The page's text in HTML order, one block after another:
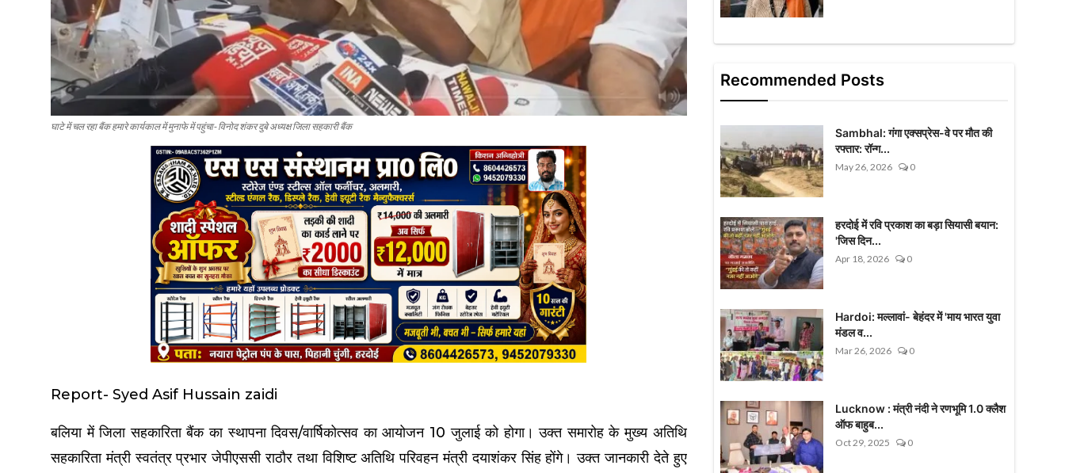
घाटे में चल रहा बैंक हमारे कार्यकाल में मुनाफे में पहुंचा- विनोद शंकर दुबे अध्यक्ष जिला सहकारी बैंक
Report- Syed Asif Hussain zaidi
बलिया में जिला सहकारिता बैंक का स्थापना दिवस/वार्षिकोत्सव का आयोजन 10 जुलाई को होगा। उक्त समारोह के मुख्य अतिथि
सहकारिता मंत्री स्वतंत्र प्रभार जेपीएससी राठौर तथा विशिष्ट अतिथि परिवहन मंत्री दयाशंकर सिंह होंगे। उक्त जानकारी देते हुए
Recommended Posts
Sambhal: गंगा एक्सप्रेस-वे पर मौत की
रफ्तार: रॉन्ग...
May 26, 2026 0
हरदोई में रवि प्रकाश का बड़ा सियासी बयान:
'जिस दिन...
Apr 18, 2026 0
Hardoi: मल्लावां- बेहंदर में 'माय भारत युवा
मंडल व...
Mar 26, 2026 0
Lucknow : मंत्री नंदी ने रणभूमि 1.0 क्लैश
ऑफ बाहुब...
Oct 29, 2025 0